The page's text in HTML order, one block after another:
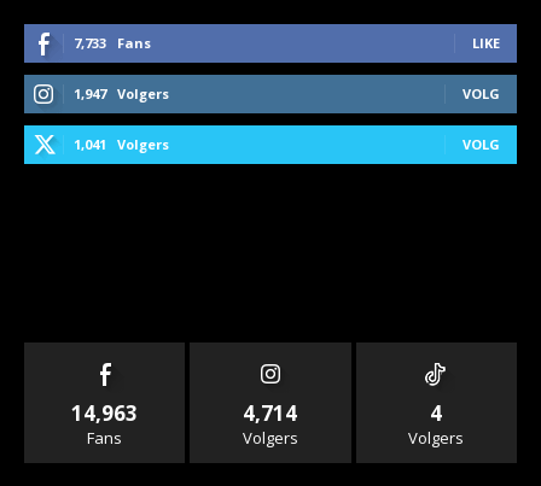
7,733 Fans LIKE
1,947 Volgers VOLG
1,041 Volgers VOLG
14,963
Fans
4,714
Volgers
4
Volgers